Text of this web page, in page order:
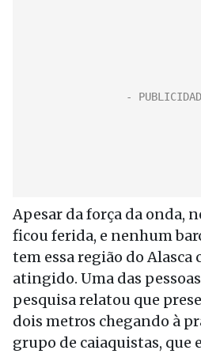
Apesar da força da onda,
ficou ferida, e nenhum
tem essa região do Alasca
atingido. Uma das
pesquisa relatou que
dois metros chegando à
grupo de caiaquistas, que